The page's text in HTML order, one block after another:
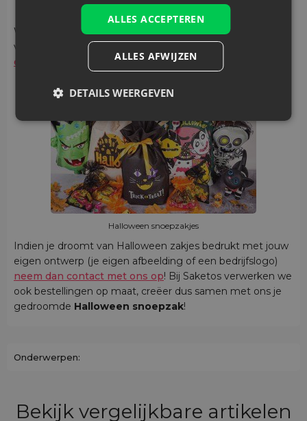
snoepzakken?
Welkom in onzewinkel! Een verscheidenheid aan
verpakkingen met aantrekkelijke prints en effen zakjes
en tasjes in de Halloweenkleurenwachten hier op jou.
Halloween snoepzakjes
Indien je droomt van Halloween zakjes bedrukt met jouw
eigen ontwerp (je eigen afbeelding of een bedrijfslogo)
neem dan contact met ons op! Bij Saketos verwerken we
ook bestellingen op maat, creëer dus samen met ons je
gedroomde Halloween snoepzak!
Onderwerpen:
Bekijk vergelijkbare artikelen
ALLES ACCEPTEREN
ALLES AFWIJZEN
DETAILS WEERGEVEN